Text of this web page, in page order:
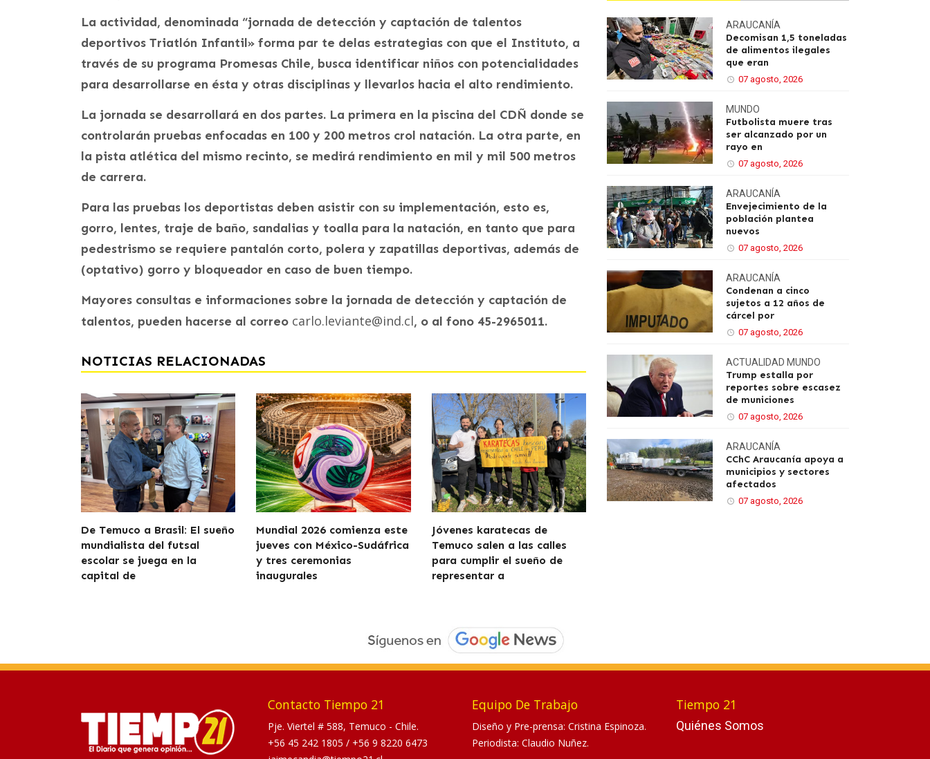
La actividad, denominada “jornada de detección y captación de talentos
deportivos Triatlón Infantil» forma par te delas estrategias con que el Instituto, a
través de su programa Promesas Chile, busca identificar niños con potencialidades
para desarrollarse en ésta y otras disciplinas y llevarlos hacia el alto rendimiento.
La jornada se desarrollará en dos partes. La primera en la piscina del CDÑ donde se
controlarán pruebas enfocadas en 100 y 200 metros crol natación. La otra parte, en
la pista atlética del mismo recinto, se medirá rendimiento en mil y mil 500 metros
de carrera.
Para las pruebas los deportistas deben asistir con su implementación, esto es,
gorro, lentes, traje de baño, sandalias y toalla para la natación, en tanto que para
pedestrismo se requiere pantalón corto, polera y zapatillas deportivas, además de
(optativo) gorro y bloqueador en caso de buen tiempo.
Mayores consultas e informaciones sobre la jornada de detección y captación de
talentos, pueden hacerse al correo carlo.leviante@ind.cl, o al fono 45-2965011.
NOTICIAS RELACIONADAS
De Temuco a Brasil: El sueño
mundialista del futsal
escolar se juega en la
capital de
Mundial 2026 comienza este
jueves con México-Sudáfrica
y tres ceremonias
inaugurales
Jóvenes karatecas de
Temuco salen a las calles
para cumplir el sueño de
representar a
ARAUCANÍA
Decomisan 1,5 toneladas
de alimentos ilegales
que eran
07 agosto, 2026
MUNDO
Futbolista muere tras
ser alcanzado por un
rayo en
07 agosto, 2026
ARAUCANÍA
Envejecimiento de la
población plantea
nuevos
07 agosto, 2026
ARAUCANÍA
Condenan a cinco
sujetos a 12 años de
cárcel por
07 agosto, 2026
ACTUALIDAD MUNDO
Trump estalla por
reportes sobre escasez
de municiones
07 agosto, 2026
ARAUCANÍA
CChC Araucanía apoya a
municipios y sectores
afectados
07 agosto, 2026
Contacto Tiempo 21
Pje. Viertel # 588, Temuco - Chile.
+56 45 242 1805 / +56 9 8220 6473
Equipo De Trabajo
Diseño y Pre-prensa: Cristina Espinoza.
Periodista: Claudio Nuñez.
Tiempo 21
Quiénes Somos